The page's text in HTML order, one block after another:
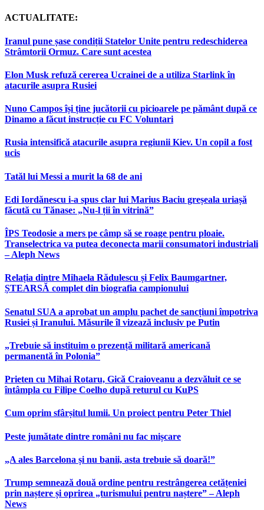
ACTUALITATE:
Iranul pune șase condiții Statelor Unite pentru redeschiderea
Strâmtorii Ormuz. Care sunt acestea
Elon Musk refuză cererea Ucrainei de a utiliza Starlink în
atacurile asupra Rusiei
Nuno Campos își ține jucătorii cu picioarele pe pământ după ce
Dinamo a făcut instrucție cu FC Voluntari
Rusia intensifică atacurile asupra regiunii Kiev. Un copil a fost
ucis
Tatăl lui Messi a murit la 68 de ani
Edi Iordănescu i-a spus clar lui Marius Baciu greșeala uriașă
făcută cu Tănase: „Nu-l ții în vitrină”
ÎPS Teodosie a mers pe câmp să se roage pentru ploaie.
Transelectrica va putea deconecta marii consumatori industriali
– Aleph News
Relația dintre Mihaela Rădulescu și Felix Baumgartner,
ȘTEARSĂ complet din biografia campionului
Senatul SUA a aprobat un amplu pachet de sancțiuni împotriva
Rusiei și Iranului. Măsurile îl vizează inclusiv pe Putin
„Trebuie să instituim o prezență militară americană
permanentă în Polonia”
Prieten cu Mihai Rotaru, Gică Craioveanu a dezvăluit ce se
întâmpla cu Filipe Coelho după returul cu KuPS
Cum oprim sfârșitul lumii. Un proiect pentru Peter Thiel
Peste jumătate dintre români nu fac mișcare
„A ales Barcelona și nu banii, asta trebuie să doară!”
Trump semnează două ordine pentru restrângerea cetățeniei
prin naștere și oprirea „turismului pentru naștere” – Aleph
News